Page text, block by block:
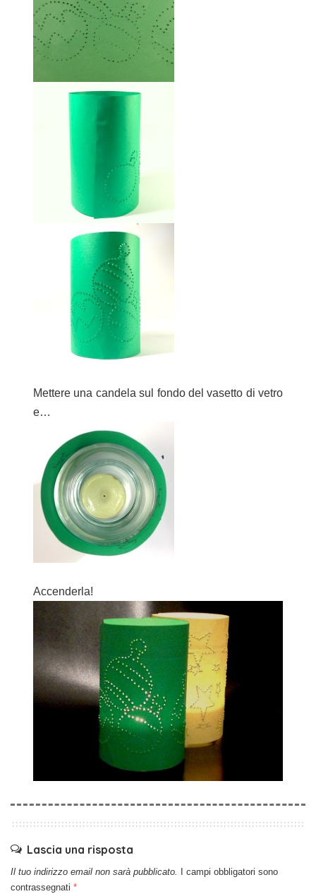
Mettere una candela sul fondo del vasetto di vetro
e…
Accenderla!
Lascia una risposta
Il tuo indirizzo email non sarà pubblicato. I campi obbligatori sono
contrassegnati *